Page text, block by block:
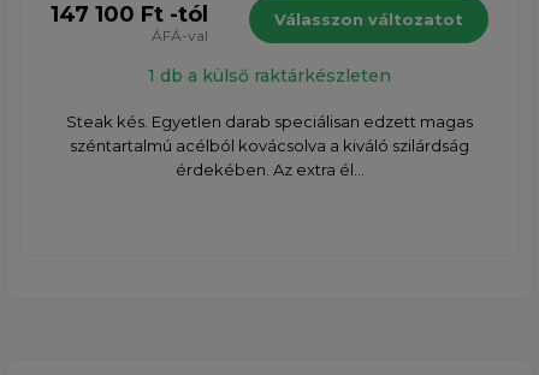
147 100 Ft -tól
ÁFÁ-val
Válasszon változatot
1 db a külső raktárkészleten
Steak kés. Egyetlen darab speciálisan edzett magas
széntartalmú acélból kovácsolva a kiváló szilárdság
érdekében. Az extra él...